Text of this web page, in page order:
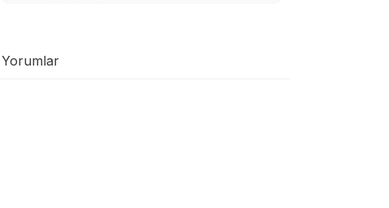
Yorumlar